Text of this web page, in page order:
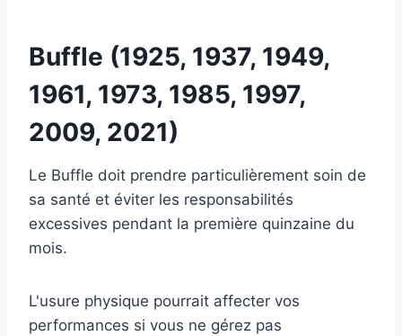
Buffle (1925, 1937, 1949,
1961, 1973, 1985, 1997,
2009, 2021)
Le Buffle doit prendre particulièrement soin de
sa santé et éviter les responsabilités
excessives pendant la première quinzaine du
mois.
L'usure physique pourrait affecter vos
performances si vous ne gérez pas